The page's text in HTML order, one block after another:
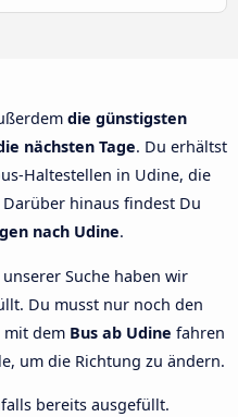
die günstigsten
nächsten Tage. Du erhältst
Haltestellen in Udine, die
hinaus findest Du
nach Udine.
Suche haben wir
Du musst nur noch den
mit dem Bus ab Udine fahren
um die Richtung zu ändern.
bereits ausgefüllt.